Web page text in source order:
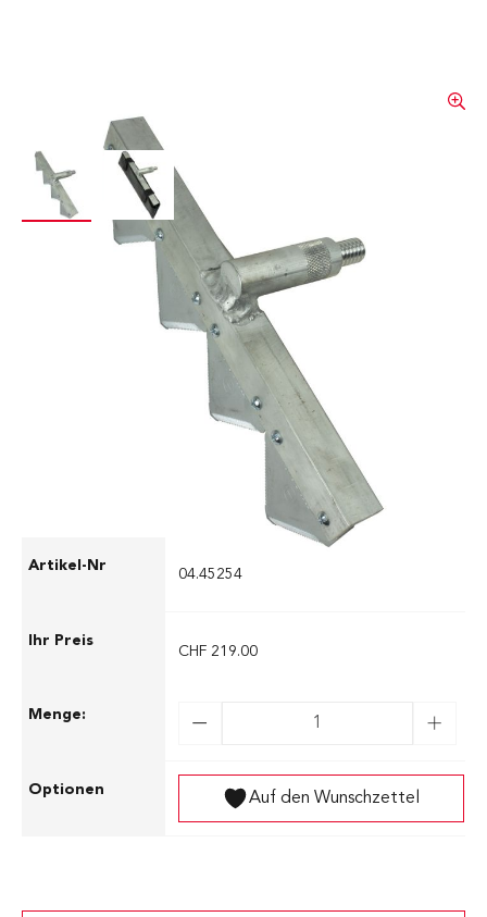
View larger image
Feuerrechen -
Werkzeugkopf - Inteletool
04.45254
CHF 219.00
Auf den Wunschzettel